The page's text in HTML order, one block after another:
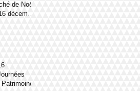
de Noël
décembre